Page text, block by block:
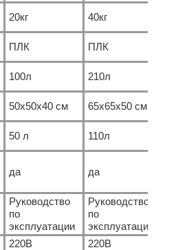
20кг 40кг
ПЛК ПЛК
100л 210л
50x50x40 см 65x65x50 см
50 л 110л
да да
Руководство
по
эксплуатации
Руководство
по
эксплуатации
220В 220В